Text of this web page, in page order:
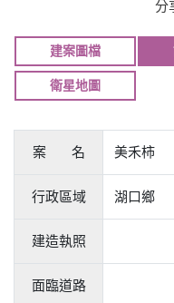
分
建案圖檔
衛星地圖
案 名 美禾柿
行政區域 湖口鄉
建造執照
面臨道路